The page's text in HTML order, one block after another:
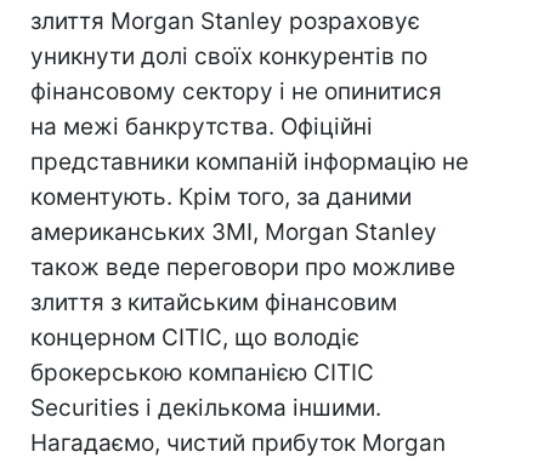
злиття Morgan Stanley розраховує
уникнути долі своїх конкурентів по
фінансовому сектору і не опинитися
на межі банкрутства. Офіційні
представники компаній інформацію не
коментують. Крім того, за даними
американських ЗМІ, Morgan Stanley
також веде переговори про можливе
злиття з китайським фінансовим
концерном CITIC, що володіє
брокерською компанією CITIC
Securities і декількома іншими.
Нагадаємо, чистий прибуток Morgan